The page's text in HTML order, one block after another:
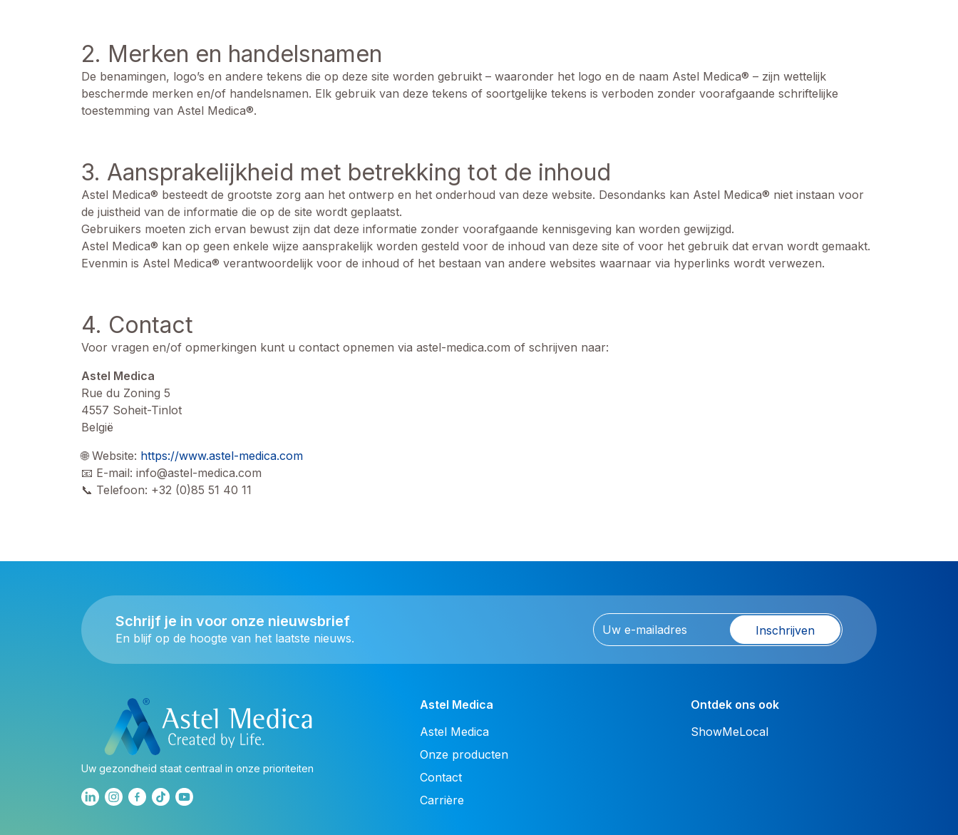
2. Merken en handelsnamen
De benamingen, logo’s en andere tekens die op deze site worden gebruikt – waaronder het logo en de naam Astel Medica® – zijn wettelijk
beschermde merken en/of handelsnamen. Elk gebruik van deze tekens of soortgelijke tekens is verboden zonder voorafgaande schriftelijke
toestemming van Astel Medica®.
3. Aansprakelijkheid met betrekking tot de inhoud
Astel Medica® besteedt de grootste zorg aan het ontwerp en het onderhoud van deze website. Desondanks kan Astel Medica® niet instaan voor
de juistheid van de informatie die op de site wordt geplaatst.
Gebruikers moeten zich ervan bewust zijn dat deze informatie zonder voorafgaande kennisgeving kan worden gewijzigd.
Astel Medica® kan op geen enkele wijze aansprakelijk worden gesteld voor de inhoud van deze site of voor het gebruik dat ervan wordt gemaakt.
Evenmin is Astel Medica® verantwoordelijk voor de inhoud of het bestaan van andere websites waarnaar via hyperlinks wordt verwezen.
4. Contact
Voor vragen en/of opmerkingen kunt u contact opnemen via astel-medica.com of schrijven naar:
Astel Medica
Rue du Zoning 5
4557 Soheit-Tinlot
België
🌐 Website: https://www.astel-medica.com
📧 E-mail: info@astel-medica.com
📞 Telefoon: +32 (0)85 51 40 11
Schrijf je in voor onze nieuwsbrief
En blijf op de hoogte van het laatste nieuws.
Inschrijven
Uw gezondheid staat centraal in onze prioriteiten
Astel Medica
Astel Medica
Onze producten
Contact
Carrière
Ontdek ons ook
ShowMeLocal